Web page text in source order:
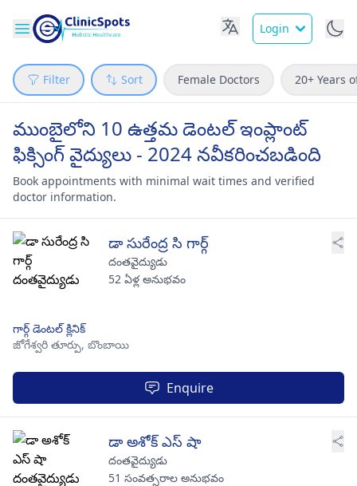
Login
Filter Sort Female Doctors 20+ Years
ముంబైలోని 10 ఉత్తమ డెంటల్ ఇంప్లాంట్
ఫిక్సింగ్ వైద్యులు - 2024 నవీకరించబడింది
Book appointments with minimal wait times and verified
doctor information.
డా సురేంద్ర సి గార్గ్
దంతవైద్యుడు
52 ఏళ్ల అనుభవం
గార్గ్ డెంటల్ క్లినిక్
జోగేశ్వరి తూర్పు, బొంబాయి
Enquire
డా అశోక్ ఎస్ షా
దంతవైద్యుడు
51 సంవత్సరాల అనుభవం